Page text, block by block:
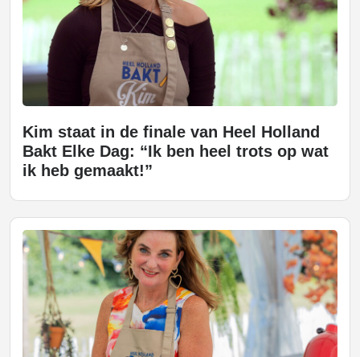
Kim staat in de finale van Heel Holland
Bakt Elke Dag: “Ik ben heel trots op wat
ik heb gemaakt!”